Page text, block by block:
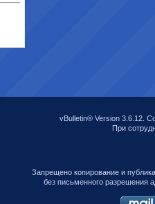
vBulletin® Version 3.6.12.
При
Запрещено копирование и
без письменного разрешения